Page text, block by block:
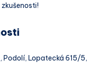
zkušenosti!
Podolí, Lopatecká 615/5,